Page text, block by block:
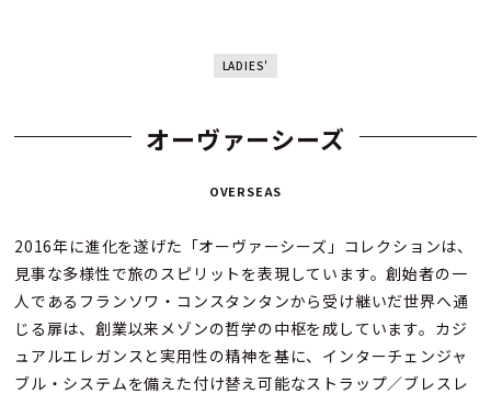
LADIES'
オーヴァーシーズ
OVERSEAS
2016年に進化を遂げた「オーヴァーシーズ」コレクションは、
見事な多様性で旅のスピリットを表現しています。創始者の一
人であるフランソワ・コンスタンタンから受け継いだ世界へ通
じる扉は、創業以来メゾンの哲学の中枢を成しています。カジ
ュアルエレガンスと実用性の精神を基に、インターチェンジャ
ブル・システムを備えた付け替え可能なストラップ／ブレスレ